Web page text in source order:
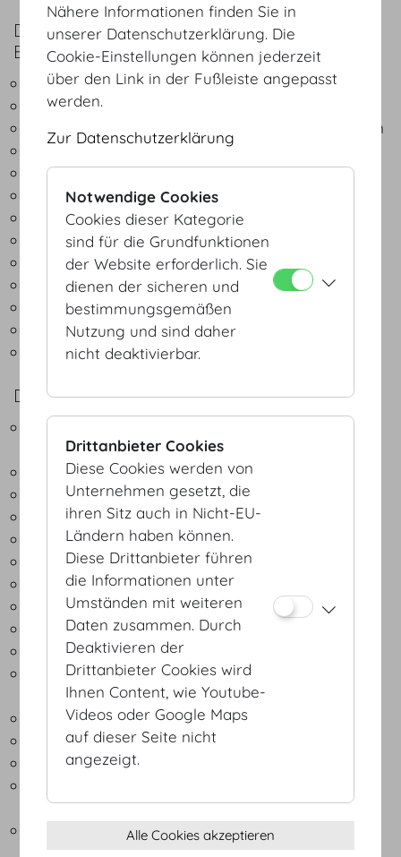
DAS KONFERENZZENTRUM AUF EINEN
BLICK
17.000 m² Veranstaltungsfläche
Kapazität für 50 bis 4.900 Personen
35 Veranstaltungsräume für 50 bis 1.300 Personen
Ausstellungsflächen
Büros und Nebenräume
Presseräume
Gastronomiebereiche
Garderobe- und Aufenthaltsräume
Parkplatz
4 Haupteingänge
6 Aufzüge
3 Frachtenaufzüge
Erste-Hilfe-Station
DIE VERANSTALTUNGSTECHNIK
Eingebaute und mobile
Simultandolmetschanlagen
Digitale Tonmischpulte inkl. Digitales Multicore
Beschallungsanlagen (Line-Array, D&B/JBL)
Whole Hog Lichtmischpult
Moving-Heads (Vari-Lite)
Led-Effektlicht
Projektionstechnik
Videoinformationssystem
Videoüberwachungssystem
Symmetrische Internet Standleitung bis 1 Gbit/s
Redundante Internetleitung und höhere
Geschwindigkeiten auf Anfrage
LWL/Ethernet-Verkabelung
Gesicherte Leitungen mit Ausfallsicherheit
Umfangreiche IT Security bei Veranstaltungen
gesamten Haus
Digitale Interaktivität wie Livevoting und
Nähere Informationen finden Sie in
unserer Datenschutzerklärung. Die
Cookie-Einstellungen können jederzeit
über den Link in der Fußleiste angepasst
werden.
Zur Datenschutzerklärung
Notwendige Cookies
Cookies dieser Kategorie
sind für die Grundfunktionen
der Website erforderlich. Sie
dienen der sicheren und
bestimmungsgemäßen
Nutzung und sind daher
nicht deaktivierbar.
Drittanbieter Cookies
Diese Cookies werden von
Unternehmen gesetzt, die
ihren Sitz auch in Nicht-EU-
Ländern haben können.
Diese Drittanbieter führen
die Informationen unter
Umständen mit weiteren
Daten zusammen. Durch
Deaktivieren der
Drittanbieter Cookies wird
Ihnen Content, wie Youtube-
Videos oder Google Maps
auf dieser Seite nicht
angezeigt.
Alle Cookies akzeptieren